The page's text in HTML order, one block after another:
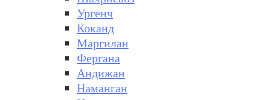
Ургенч
Коканд
Маргилан
Фергана
Андижан
Наманган